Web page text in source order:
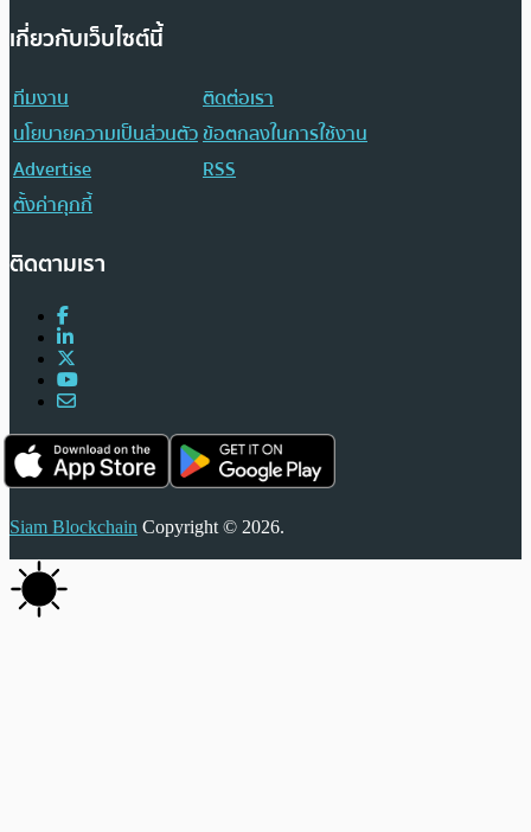
เกี่ยวกับเว็บไซต์นี้
ทีมงาน
ติดต่อเรา
นโยบายความเป็นส่วนตัวข้อตกลงในการใช้งาน
Advertise
RSS
ตั้งค่าคุกกี้
ติดตามเรา
Siam Blockchain Copyright © 2026.